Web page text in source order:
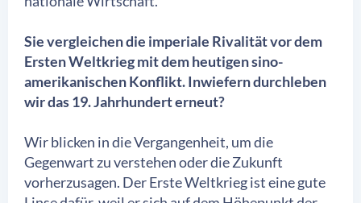
Sie vergleichen die imperiale Rivalität vor dem
Ersten Weltkrieg mit dem heutigen sino-
amerikanischen Konflikt. Inwiefern durchleben
wir das 19. Jahrhundert erneut?
Wir blicken in die Vergangenheit, um die
Gegenwart zu verstehen oder die Zukunft
vorherzusagen. Der Erste Weltkrieg ist eine gute